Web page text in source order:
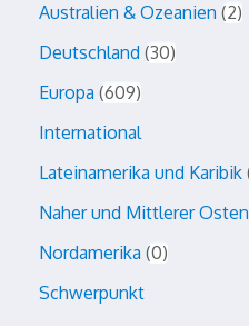
Australien & Ozeanien 2
Deutschland 30
Europa 609
International
Lateinamerika und Karibik
Naher und Mittlerer Osten
Nordamerika 0
Schwerpunkt